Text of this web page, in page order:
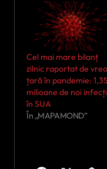
Cel mai mare bilanț
zilnic raportat de vreo
țară în pandemie: 1,35
milioane de noi
în SUA
În „MAPAMOND”